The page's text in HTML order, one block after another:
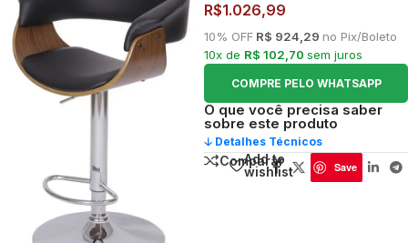
R$1.026,99
10% OFF R$ 924,29 no Pix/Boleto
10x de R$ 102,70 sem juros
COMPRE PELO WHATSAPP
O que você precisa saber
sobre este produto
🡣 Detalhes Técnicos
Comparar
Add to
wishlist
Save